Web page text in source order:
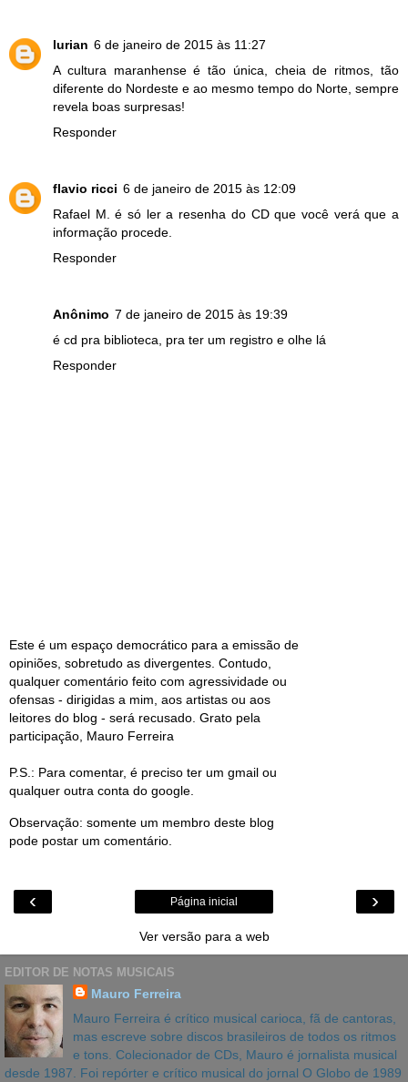
lurian 6 de janeiro de 2015 às 11:27
A cultura maranhense é tão única, cheia de ritmos, tão
diferente do Nordeste e ao mesmo tempo do Norte, sempre
revela boas surpresas!
Responder
flavio ricci 6 de janeiro de 2015 às 12:09
Rafael M. é só ler a resenha do CD que você verá que a
informação procede.
Responder
Anônimo 7 de janeiro de 2015 às 19:39
é cd pra biblioteca, pra ter um registro e olhe lá
Responder
Este é um espaço democrático para a emissão de
opiniões, sobretudo as divergentes. Contudo,
qualquer comentário feito com agressividade ou
ofensas - dirigidas a mim, aos artistas ou aos
leitores do blog - será recusado. Grato pela
participação, Mauro Ferreira
P.S.: Para comentar, é preciso ter um gmail ou
qualquer outra conta do google.
Observação: somente um membro deste blog
pode postar um comentário.
‹ ›
Página inicial
Ver versão para a web
EDITOR DE NOTAS MUSICAIS
Mauro Ferreira
Mauro Ferreira é crítico musical carioca, fã de cantoras,
mas escreve sobre discos brasileiros de todos os ritmos
e tons. Colecionador de CDs, Mauro é jornalista musical
desde 1987. Foi repórter e crítico musical do jornal O Globo de 1989